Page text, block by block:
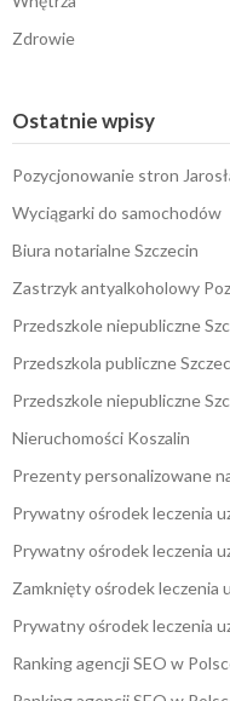
Zdrowie
Ostatnie wpisy
Pozycjonowanie stron
Wyciągarki do samochodów
Biura notarialne Szczecin
Zastrzyk antyalkoholowy
Przedszkole niepubliczne
Przedszkola publiczne
Przedszkole niepubliczne
Nieruchomości Koszalin
Prezenty personalizowane
Prywatny ośrodek leczenia
Prywatny ośrodek leczenia
Zamknięty ośrodek leczenia
Prywatny ośrodek leczenia
Ranking agencji SEO w